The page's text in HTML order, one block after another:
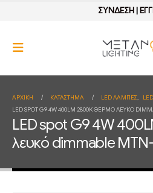
ΣΥΝΔΕΣΗ|
ΑΡΧΙΚΉ ΚΑΤΆΣΤΗΜΑ LED ΛΑΜΠΕΣ,
LED SPOT G9 4W 400LM 2800K ΘΕΡΜΌ ΛΕΥΚΌ
LED spot G9 4W
λευκό dimmable MTN-